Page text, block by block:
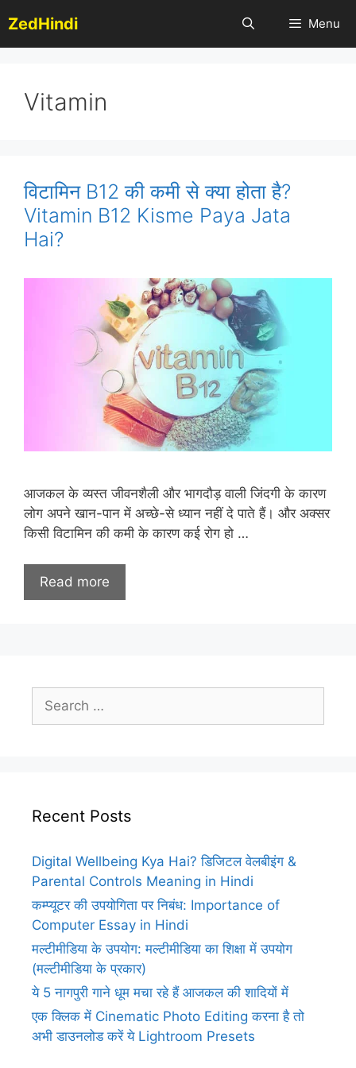
to
content
ZedHindi Menu
Vitamin
विटामिन B12 की कमी से क्या होता है?
Vitamin B12 Kisme Paya Jata
Hai?
आजकल के व्यस्त जीवनशैली और भागदौड़ वाली जिंदगी के कारण
लोग अपने खान-पान में अच्छे-से ध्यान नहीं दे पाते हैं। और अक्सर
किसी विटामिन की कमी के कारण कई रोग हो …
Read more
for:
Recent Posts
Digital Wellbeing Kya Hai? डिजिटल वेलबीइंग &
Parental Controls Meaning in Hindi
कम्प्यूटर की उपयोगिता पर निबंध: Importance of
Computer Essay in Hindi
मल्टीमीडिया के उपयोग: मल्टीमीडिया का शिक्षा में उपयोग
(मल्टीमीडिया के प्रकार)
ये 5 नागपुरी गाने धूम मचा रहे हैं आजकल की शादियों में
एक क्लिक में Cinematic Photo Editing करना है तो
अभी डाउनलोड करें ये Lightroom Presets